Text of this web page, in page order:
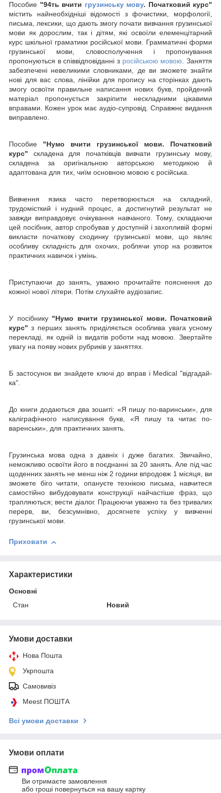
Пособие "94ть вчити грузинську мову. Початковий курс"
містить найнеобхідніші відомості з фочистики, морфології,
письма, лексики, що дають змогу почати вивчання грузинської
мови як дорослим, так і дітям, які освоїли елеменцітарний
курс шкільної граматики російської мови. Грамматичні форми
грузинської мови, словосполучення і пропонування
пропонуються в співвідповіданні з російською мовою. Заняття
забезпечені невеликими словниками, де ви зможете знайти
нові для вас слова, лінійки для пропису на сторінках дають
змогу освоїти правильне написання нових букв, пройдений
матеріал пропонується закріпити нескладними цікавими
вправами. Кожен урок має аудіо-супровід. Справжнє видання
виправлено.
Пособие "Нумо вчити грузинської мови. Початковий
курс" складена для початківців вивчати грузинську мову,
складена за оригінальною авторською методикою й
адаптована для тих, чиїм основною мовою є російська.
Вивчення язика часто перетворюється на складний,
трудомісткий і нудний процес, а достигнутий результат не
завжди виправдовує очікування навчаного. Тому, складаючи
цей посібник, автор спробував у доступній і захопливій формі
викласти початкову сходинку грузинської мови, що являє
особливу складність для охочих, роблячи упор на розвиток
практичних навичок і умінь.
Приступаючи до занять, уважно прочитайте пояснення до
кожної нової літери. Потім слухайте аудіозапис.
У посібнику "Нумо вчити грузинської мови. Початковий
курс" з перших занять приділяється особлива увага усному
перекладі, як одній із видатів роботи над мовою. Звертайте
увагу на появу нових рубриків у заняттях.
Б застосунок ви знайдете ключі до вправ і Medical "відгадай-
ка".
До книги додаються два зошиті: «Я пишу по-варинськи», для
каліграфічного написування букв, «Я пишу та читає по-
варенськи», для практичних занять.
Грузинська мова одна з давніх і дуже багатих. Звичайно,
неможливо освоїти його в поєднанні за 20 занять. Але під час
щоденних занять не менш ніж 2 години впродовж 1 місяця, ви
зможете біго читати, опануєте технікою письма, навчитеся
самостійно вибудовувати конструкції найчастіше фраз, що
трапляються; вести діалог. Працюючи уважно та без тривалих
перерв, ви, безсумнівно, досягнете успіху у вивченні
грузинської мови.
Приховати
Характеристики
Основні
Стан
Новий
Умови доставки
Нова Пошта
Укрпошта
Самовивіз
Meest ПОШТА
Всі умови доставки
Умови оплати
Ви отримаєте замовлення
або гроші повернуться на вашу картку